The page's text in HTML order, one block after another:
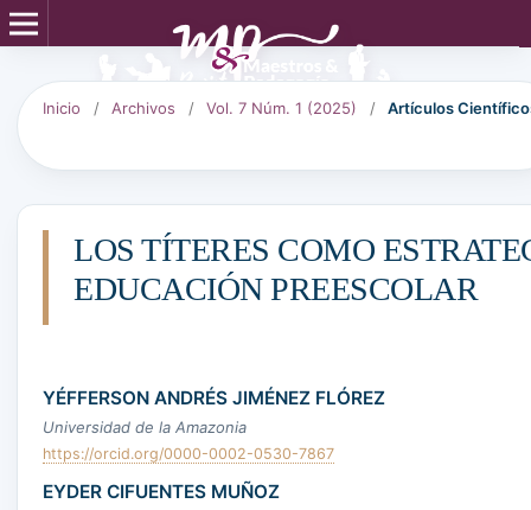
Inicio / Archivos / Vol. 7 Núm. 1 (2025) / Artículos
LOS TÍTERES COMO
EDUCACIÓN PREESCOLAR
YÉFFERSON ANDRÉS JIMÉNEZ FLÓREZ
Universidad de la Amazonia
https://orcid.org/0000-0002-0530-7867
EYDER CIFUENTES MUÑOZ